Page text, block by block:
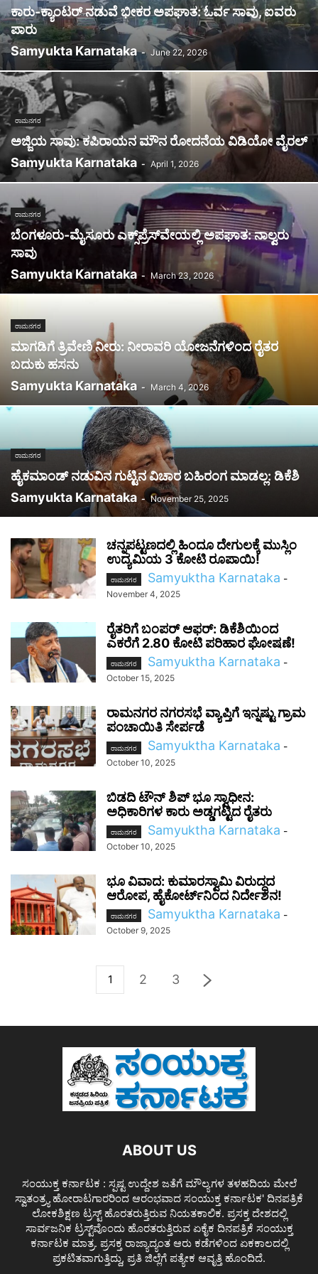
ಕಾರು-ಕ್ಯಾಂಟರ್ ನಡುವೆ ಭೀಕರ ಅಪಘಾತ: ಓರ್ವ ಸಾವು, ಐವರು
ಪಾರು
Samyukta Karnataka - June 22, 2026
ರಾಮನಗರ
ಅಜ್ಜಿಯ ಸಾವು: ಕಪಿರಾಯನ ಮೌನ ರೋದನೆಯ ವಿಡಿಯೋ ವೈರಲ್
Samyukta Karnataka - April 1, 2026
ರಾಮನಗರ
ಬೆಂಗಳೂರು-ಮೈಸೂರು ಎಕ್ಸ್‌ಪ್ರೆಸ್‌ವೇಯಲ್ಲಿ ಅಪಘಾತ: ನಾಲ್ವರು
ಸಾವು
Samyukta Karnataka - March 23, 2026
ರಾಮನಗರ
ಮಾಗಡಿಗೆ ತ್ರಿವೇಣಿ ನೀರು: ನೀರಾವರಿ ಯೋಜನೆಗಳಿಂದ ರೈತರ
ಬದುಕು ಹಸನು
Samyukta Karnataka - March 4, 2026
ರಾಮನಗರ
ಹೈಕಮಾಂಡ್ ನಡುವಿನ ಗುಟ್ಟಿನ ವಿಚಾರ ಬಹಿರಂಗ ಮಾಡಲ್ಲ: ಡಿಕೆಶಿ
Samyukta Karnataka - November 25, 2025
ಚನ್ನಪಟ್ಟಣದಲ್ಲಿ ಹಿಂದೂ ದೇಗುಲಕ್ಕೆ ಮುಸ್ಲಿಂ
ಉದ್ಯಮಿಯ 3 ಕೋಟಿ ರೂಪಾಯಿ!
ರಾಮನಗರ Samyuktha Karnataka -
November 4, 2025
ರೈತರಿಗೆ ಬಂಪರ್ ಆಫರ್: ಡಿಕೆಶಿಯಿಂದ
ಎಕರೆಗೆ 2.80 ಕೋಟಿ ಪರಿಹಾರ ಘೋಷಣೆ!
ರಾಮನಗರ Samyuktha Karnataka -
October 15, 2025
ರಾಮನಗರ ನಗರಸಭೆ ವ್ಯಾಪ್ತಿಗೆ ಇನ್ನಷ್ಟು ಗ್ರಾಮ
ಪಂಚಾಯಿತಿ ಸೇರ್ಪಡೆ
ರಾಮನಗರ Samyuktha Karnataka -
October 10, 2025
ಬಿಡದಿ ಟೌನ್ ಶಿಪ್ ಭೂ ಸ್ವಾಧೀನ:
ಅಧಿಕಾರಿಗಳ ಕಾರು ಅಡ್ಡಗಟ್ಟಿದ ರೈತರು
ರಾಮನಗರ Samyuktha Karnataka -
October 10, 2025
ಭೂ ವಿವಾದ: ಕುಮಾರಸ್ವಾಮಿ ವಿರುದ್ಧದ
ಆರೋಪ, ಹೈಕೋರ್ಟ್‌ನಿಂದ ನಿರ್ದೇಶನ!
ರಾಮನಗರ Samyuktha Karnataka -
October 9, 2025
1 2 3
ABOUT US
ಸಂಯುಕ್ತ ಕರ್ನಾಟಕ : ಸ್ಪಷ್ಟ ಉದ್ದೇಶ ಜತೆಗೆ ಮೌಲ್ಯಗಳ ತಳಹದಿಯ ಮೇಲೆ
ಸ್ವಾತಂತ್ರ್ಯ ಹೋರಾಟಗಾರರಿಂದ ಆರಂಭವಾದ ಸಂಯುಕ್ತ ಕರ್ನಾಟಕ' ದಿನಪತ್ರಿಕೆ
ಲೋಕಶಿಕ್ಷಣ ಟ್ರಸ್ಟ್ ಹೊರತರುತ್ತಿರುವ ನಿಯತಕಾಲಿಕ. ಪ್ರಸಕ್ತ ದೇಶದಲ್ಲಿ
ಸಾರ್ವಜನಿಕ ಟ್ರಸ್ಟ್‌ವೊಂದು ಹೊರತರುತ್ತಿರುವ ಏಕೈಕ ದಿನಪತ್ರಿಕೆ ಸಂಯುಕ್ತ
ಕರ್ನಾಟಕ ಮಾತ್ರ. ಪ್ರಸಕ್ತ ರಾಜ್ಯಾದ್ಯಂತ ಆರು ಕಡೆಗಳಿಂದ ಏಕಕಾಲದಲ್ಲಿ
ಪ್ರಕಟಿತವಾಗುತ್ತಿದ್ದು, ಪ್ರತಿ ಜಿಲ್ಲೆಗೆ ಪತ್ಯೇಕ ಆವೃತ್ತಿ ಹೊಂದಿದೆ.